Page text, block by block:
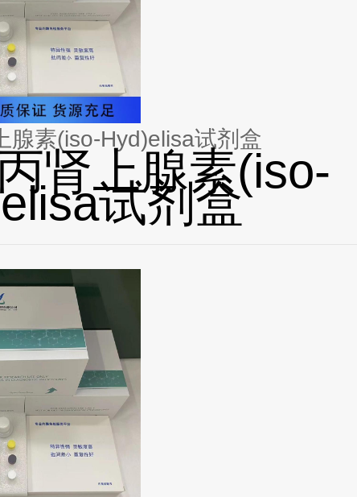
腺素(iso-Hyd)elisa试剂盒
肾上腺素(iso-
试剂盒